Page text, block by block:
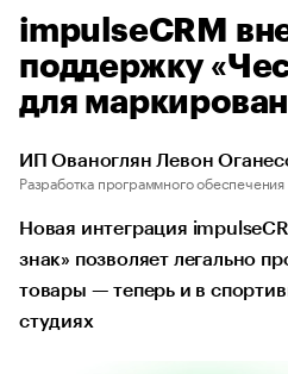
impulseCRM
поддержку
для
ИП Ованоглян Левон
Разработка программного обеспечения
Новая интеграция
знак» позволяет легально
товары — теперь и в
студиях